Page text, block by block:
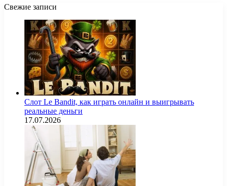
Свежие записи
Слот Le Bandit, как играть онлайн и выигрывать
реальные деньги
17.07.2026